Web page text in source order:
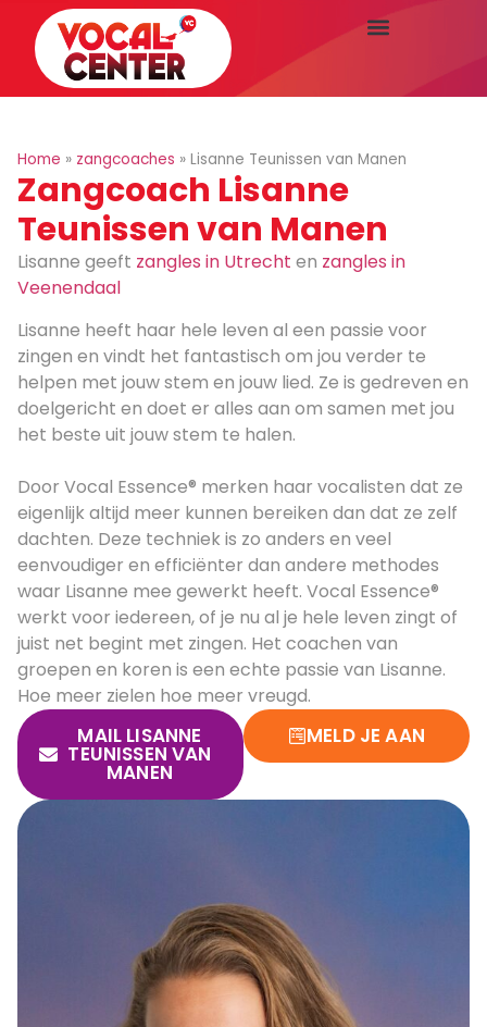
Home » zangcoaches » Lisanne Teunissen van Manen
Zangcoach Lisanne
Teunissen van Manen
Lisanne geeft zangles in Utrecht en zangles in
Veenendaal
Lisanne heeft haar hele leven al een passie voor
zingen en vindt het fantastisch om jou verder te
helpen met jouw stem en jouw lied. Ze is gedreven en
doelgericht en doet er alles aan om samen met jou
het beste uit jouw stem te halen.
Door Vocal Essence® merken haar vocalisten dat ze
eigenlijk altijd meer kunnen bereiken dan dat ze zelf
dachten. Deze techniek is zo anders en veel
eenvoudiger en efficiënter dan andere methodes
waar Lisanne mee gewerkt heeft. Vocal Essence®
werkt voor iedereen, of je nu al je hele leven zingt of
juist net begint met zingen. Het coachen van
groepen en koren is een echte passie van Lisanne.
Hoe meer zielen hoe meer vreugd.
MAIL LISANNE
TEUNISSEN VAN
MANEN
MELD JE AAN